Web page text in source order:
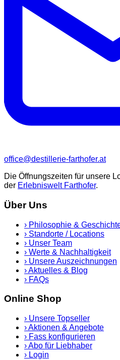
office@destillerie-farthofer.at
Die Öffnungszeiten für unsere
der Erlebniswelt Farthofer.
Über Uns
› Philosophie &
› Standorte / Locations
› Unser Team
› Werte & Nachhaltigkeit
› Unsere Auszeichnungen
›Aktuelles & Blog
› FAQs
Online Shop
› Unsere Topseller
›Aktionen & Angebote
› Fass konfigurieren
›Abo für Liebhaber
› Login